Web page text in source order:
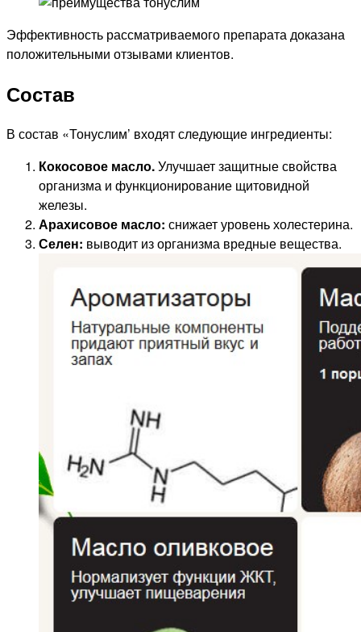
Эффективность рассматриваемого препарата доказана
положительными отзывами клиентов.
Состав
В состав «Тонуслим’ входят следующие ингредиенты:
Кокосовое масло.Улучшает защитные свойства
организма и функционирование щитовидной
железы.
Арахисовое масло: снижает уровень холестерина.
Селен: выводит из организма вредные вещества.